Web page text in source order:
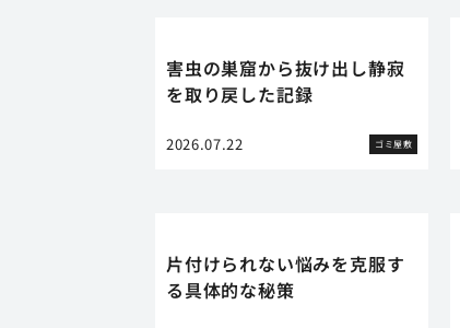
害虫の巣窟から抜け出し静寂
を取り戻した記録
2026.07.22 ゴミ屋敷
片付けられない悩みを克服す
る具体的な秘策